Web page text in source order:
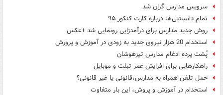
سرویس مدارس گران شد
تمام دانستنی‌ها درباره کارت کنکور ۹۵
روش جدید مدارس برای درآمدزایی رونمایی شد +عکس
استخدام 20 هزار نیروی جدید به زودی در آموزش و پرورش
پُشت پرده ادغام مدارس تیزهوشان
راهکارهایی برای افزایش عمر تبلت و موبایل
حمل تلفن همراه به مدارس،قانونی یا غیر قانونی؟
استخدام در آموزش و پروش، این بار متفاوت